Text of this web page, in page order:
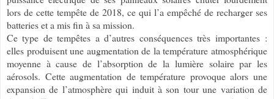
lors de cette tempête de 2018, ce qui l’a empêché de recharger ses
batteries et a mis fin à sa mission.
Ce type de tempêtes a d’autres conséquences très importantes :
elles produisent une augmentation de la température atmosphérique
moyenne à cause de l’absorption de la lumière solaire par les
aérosols. Cette augmentation de température provoque alors une
expansion de l’atmosphère qui induit à son tour une variation de